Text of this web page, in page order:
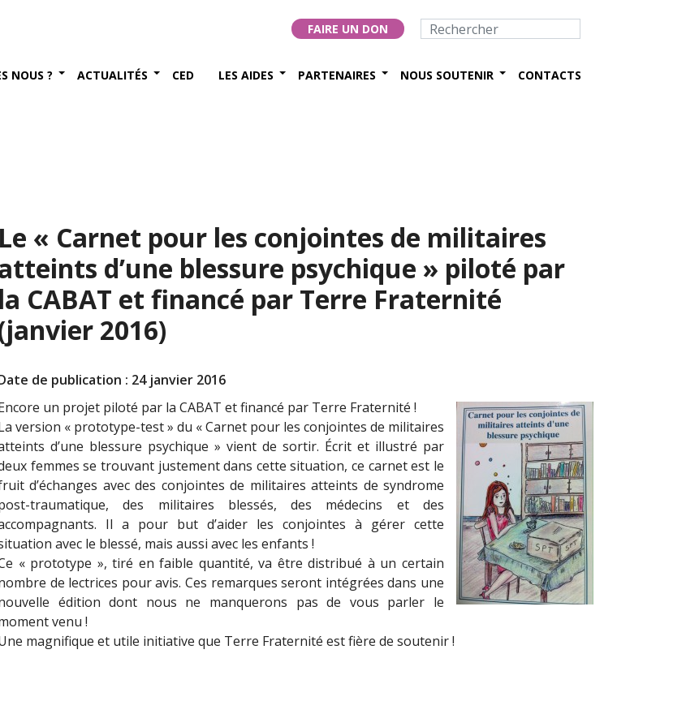
FAIRE UN DON
NOUS ? ACTUALITÉS CED LES AIDES PARTENAIRES NOUS SOUTENIR CONTACTS
Le « Carnet pour les conjointes de militaires
d’une blessure psychique » piloté par
la CABAT et financé par Terre Fraternité
2016)
de publication : 24 janvier 2016
un projet piloté par la CABAT et financé par Terre Fraternité !
version « prototype-test » du « Carnet pour les conjointes de militaires
d’une blessure psychique » vient de sortir. Écrit et illustré par
femmes se trouvant justement dans cette situation, ce carnet est le
d’échanges avec des conjointes de militaires atteints de syndrome
traumatique, des militaires blessés, des médecins et des
Il a pour but d’aider les conjointes à gérer cette
avec le blessé, mais aussi avec les enfants !
« prototype », tiré en faible quantité, va être distribué à un certain
de lectrices pour avis. Ces remarques seront intégrées dans une
édition dont nous ne manquerons pas de vous parler le
venu !
magnifique et utile initiative que Terre Fraternité est fière de soutenir !